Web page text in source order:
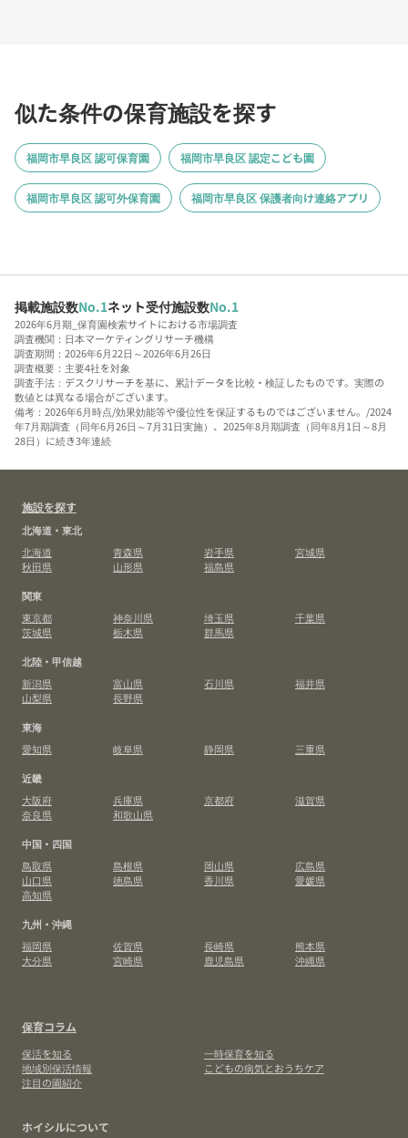
似た条件の保育施設を探す
福岡市早良区 認可保育園 福岡市早良区 認定こども園
福岡市早良区 認可外保育園 福岡市早良区 保護者向け連絡アプリ
掲載施設数No.1ネット受付施設数No.1
2026年6月期_保育園検索サイトにおける市場調査
調査機関：日本マーケティングリサーチ機構
調査期間：2026年6月22日～2026年6月26日
調査概要：主要4社を対象
調査手法：デスクリサーチを基に、累計データを比較・検証したものです。実際の
数値とは異なる場合がございます。
備考：2026年6月時点/効果効能等や優位性を保証するものではございません。/2024
年7月期調査（同年6月26日～7月31日実施）、2025年8月期調査（同年8月1日～8月
28日）に続き3年連続
施設を探す
北海道・東北
北海道
青森県 岩手県
宮城県
秋田県
山形県
福島県
関東
東京都
神奈川県 埼玉県
千葉県
茨城県
栃木県
群馬県
北陸・甲信越
新潟県
富山県 石川県
福井県
山梨県
長野県
東海
愛知県
岐阜県 静岡県
三重県
近畿
大阪府
兵庫県 京都府
滋賀県
奈良県
和歌山県
中国・四国
鳥取県
島根県 岡山県
広島県
山口県
徳島県 香川県
愛媛県
高知県
九州・沖縄
福岡県
佐賀県 長崎県
熊本県
大分県
宮崎県 鹿児島県 沖縄県
保育コラム
保活を知る
一時保育を知る
地域別保活情報
こどもの病気とおうちケア
注目の園紹介
ホイシルについて